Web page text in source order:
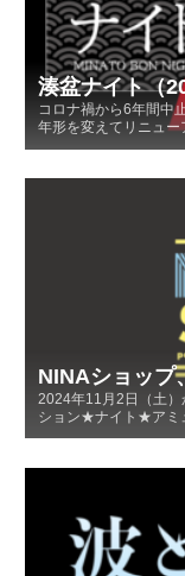
湊盆ナイト（
コロナ禍から6年間中
年形を変えてリニュ
NINAショップ
2024年11月2日（土
ション★ナイト★アミ